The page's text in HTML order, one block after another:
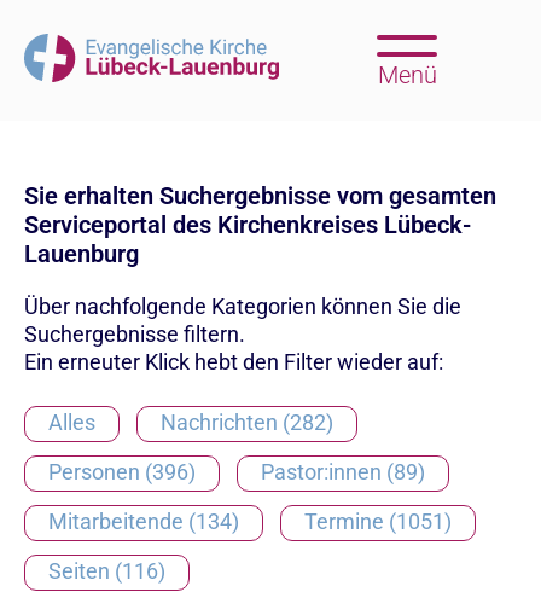
Menü
Sie erhalten Suchergebnisse vom gesamten
Serviceportal des Kirchenkreises Lübeck-
Lauenburg
Über nachfolgende Kategorien können Sie die
Suchergebnisse filtern.
Ein erneuter Klick hebt den Filter wieder auf:
Alles
Nachrichten (282)
Personen (396)
Pastor:innen (89)
Mitarbeitende (134)
Termine (1051)
Seiten (116)